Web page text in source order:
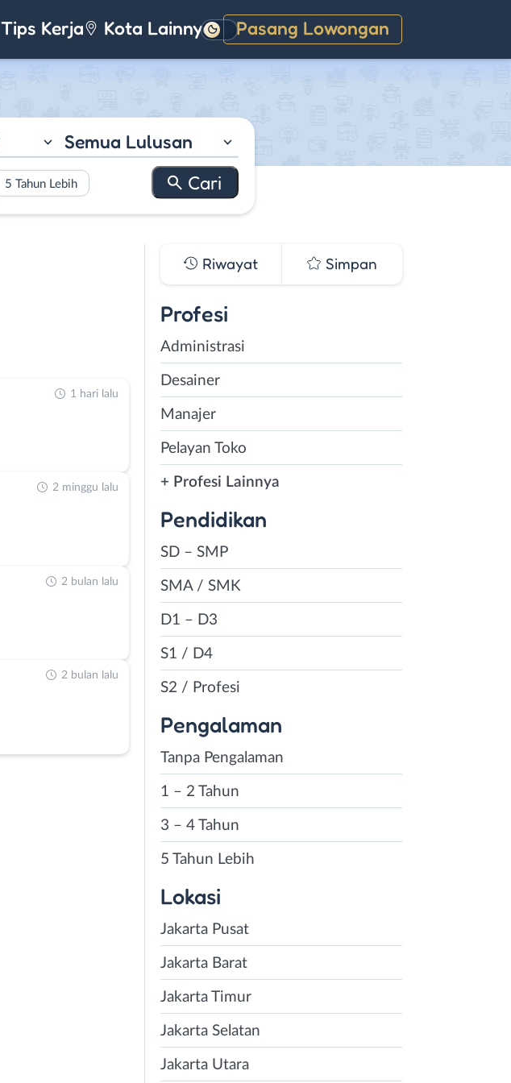
Tips Kerja Kota Lainnya Pasang Lowongan
Gelap
Semua Lulusan
5 Tahun Lebih
1 hari lalu
2 minggu lalu
2 bulan lalu
2 bulan lalu
Riwayat Simpan
Profesi
Administrasi
Desainer
Manajer
Pelayan Toko
+ Profesi Lainnya
Pendidikan
SD – SMP
SMA / SMK
D1 – D3
S1 / D4
S2 / Profesi
Pengalaman
Tanpa Pengalaman
1 – 2 Tahun
3 – 4 Tahun
5 Tahun Lebih
Lokasi
Jakarta Pusat
Jakarta Barat
Jakarta Timur
Jakarta Selatan
Jakarta Utara